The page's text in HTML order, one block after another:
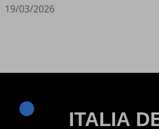
19/03/2026